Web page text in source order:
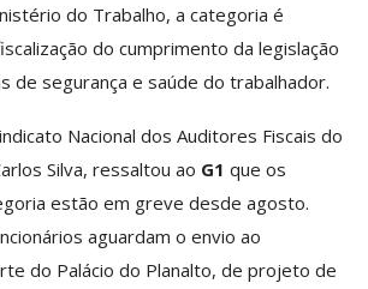
do Trabalho, a categoria é
do cumprimento da legislação
de segurança e saúde do trabalhador.
Nacional dos Auditores Fiscais do
Silva, ressaltou ao G1 que os
estão em greve desde agosto.
aguardam o envio ao
do Palácio do Planalto, de projeto de